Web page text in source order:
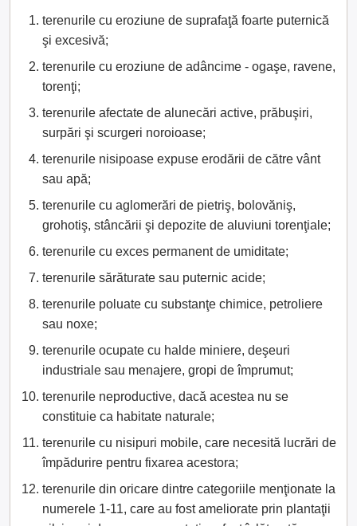
terenurile cu eroziune de suprafaţă foarte puternică
şi excesivă;
terenurile cu eroziune de adâncime - ogaşe, ravene,
torenţi;
terenurile afectate de alunecări active, prăbuşiri,
surpări şi scurgeri noroioase;
terenurile nisipoase expuse erodării de către vânt
sau apă;
terenurile cu aglomerări de pietriş, bolovăniş,
grohotiş, stâncării şi depozite de aluviuni torenţiale;
terenurile cu exces permanent de umiditate;
terenurile sărăturate sau puternic acide;
terenurile poluate cu substanţe chimice, petroliere
sau noxe;
terenurile ocupate cu halde miniere, deşeuri
industriale sau menajere, gropi de împrumut;
terenurile neproductive, dacă acestea nu se
constituie ca habitate naturale;
terenurile cu nisipuri mobile, care necesită lucrări de
împădurire pentru fixarea acestora;
terenurile din oricare dintre categoriile menţionate la
numerele 1-11, care au fost ameliorate prin plantaţii